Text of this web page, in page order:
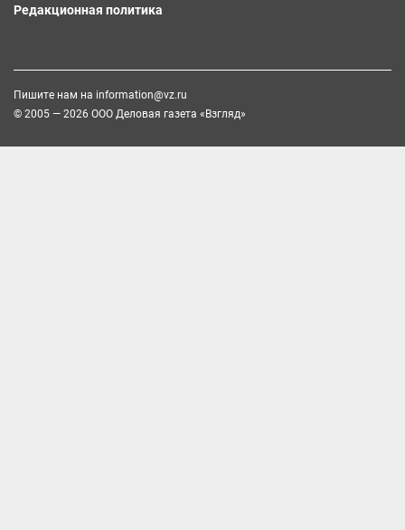
Редакционная политика
Пишите нам на information@vz.ru
© 2005 — 2026 ООО Деловая газета «Взгляд»